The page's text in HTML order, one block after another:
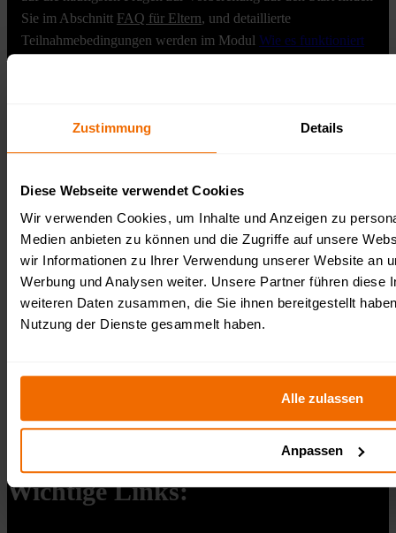
Zustimmung Details
Diese Webseite verwendet Cookies
Wir verwenden Cookies, um Inhalte und Anzeigen zu
Medien anbieten zu können und die Zugriffe auf unsere
wir Informationen zu Ihrer Verwendung unserer Website an
Werbung und Analysen weiter. Unsere Partner führen diese
weiteren Daten zusammen, die Sie ihnen bereitgestellt
Nutzung der Dienste gesammelt haben.
Alle zulassen
Anpassen
Sie im Abschnitt FAQ für Eltern, und detaillierte
Teilnahmebedingungen werden im Modul Wie es funktioniert
Wellen und die Geländespezifikationen für das jeweilige
Datum werden in den untenstehenden Abschnitten beschrieben
dem Ticketkauf zu erfahren.
Anmelden Wie funktioniert es?→
Veranstalter:
Survival Race OCR Events gGmbH
Gemeinnützige GmbH
Schreibe uns: kontakt@survivalrace.de
Wichtige Links: